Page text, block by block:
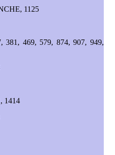
1125
381, 469, 579, 874, 907, 949,
1414